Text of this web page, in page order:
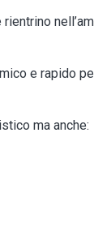
e rapido
ma anche: